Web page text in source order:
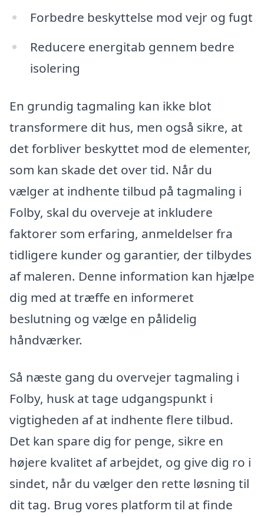
Forbedre beskyttelse mod vejr og fugt
Reducere energitab gennem bedre
isolering
En grundig tagmaling kan ikke blot
transformere dit hus, men også sikre, at
det forbliver beskyttet mod de elementer,
som kan skade det over tid. Når du
vælger at indhente tilbud på tagmaling i
Folby, skal du overveje at inkludere
faktorer som erfaring, anmeldelser fra
tidligere kunder og garantier, der tilbydes
af maleren. Denne information kan hjælpe
dig med at træffe en informeret
beslutning og vælge en pålidelig
håndværker.
Så næste gang du overvejer tagmaling i
Folby, husk at tage udgangspunkt i
vigtigheden af at indhente flere tilbud.
Det kan spare dig for penge, sikre en
højere kvalitet af arbejdet, og give dig ro i
sindet, når du vælger den rette løsning til
dit tag. Brug vores platform til at finde